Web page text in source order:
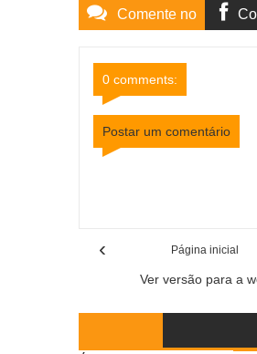
Comente no
0 comments:
Postar um comentário
‹ Página inicial
Ver versão para a